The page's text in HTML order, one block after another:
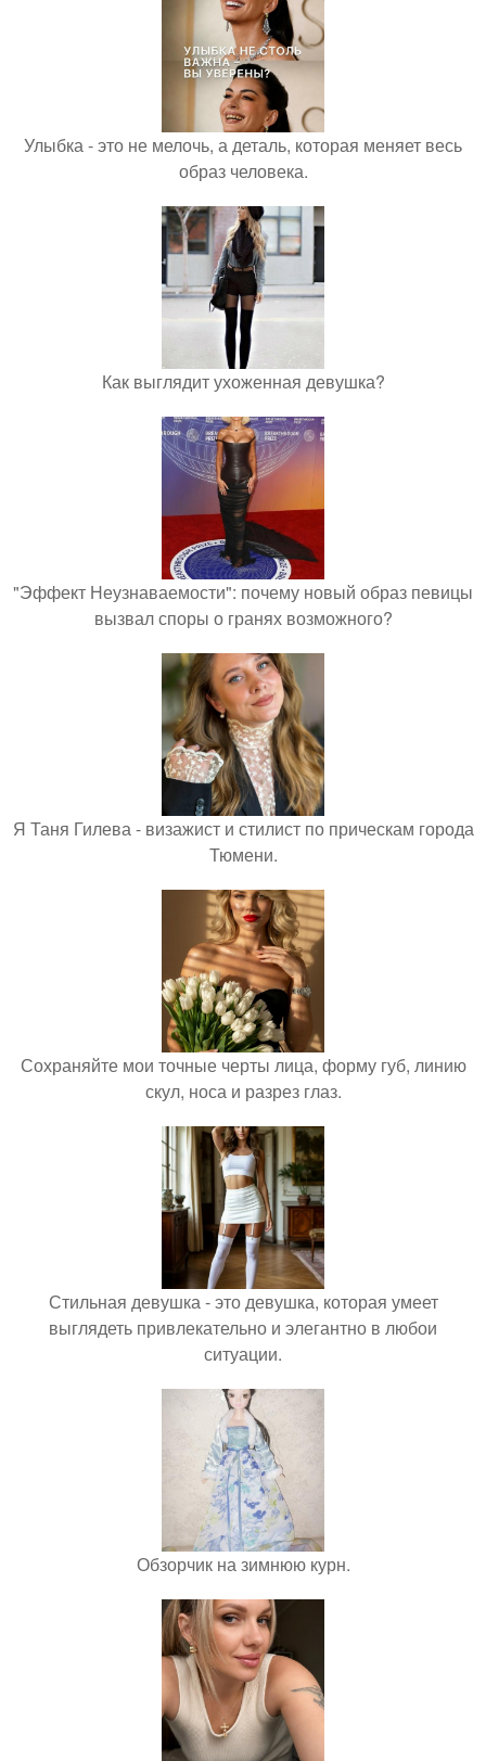
Улыбка - это не мелочь, а деталь, которая меняет весь
образ человека.
Как выглядит ухоженная девушка?
"Эффект Неузнаваемости": почему новый образ певицы
вызвал споры о гранях возможного?
Я Таня Гилева - визажист и стилист по прическам города
Тюмени.
Сохраняйте мои точные черты лица, форму губ, линию
скул, носа и разрез глаз.
Стильная девушка - это девушка, которая умеет
выглядеть привлекательно и элегантно в любои
ситуации.
Обзорчик на зимнюю курн.